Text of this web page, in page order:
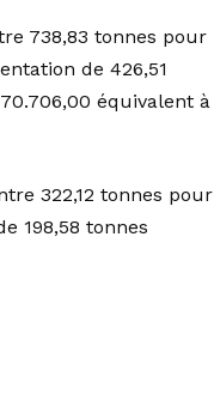
738,83 tonnes pour
de 426,51
équivalent à
322,12 tonnes pour
198,58 tonnes